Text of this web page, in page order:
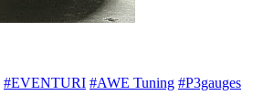
#EVENTURI #AWE Tuning #P3gauges